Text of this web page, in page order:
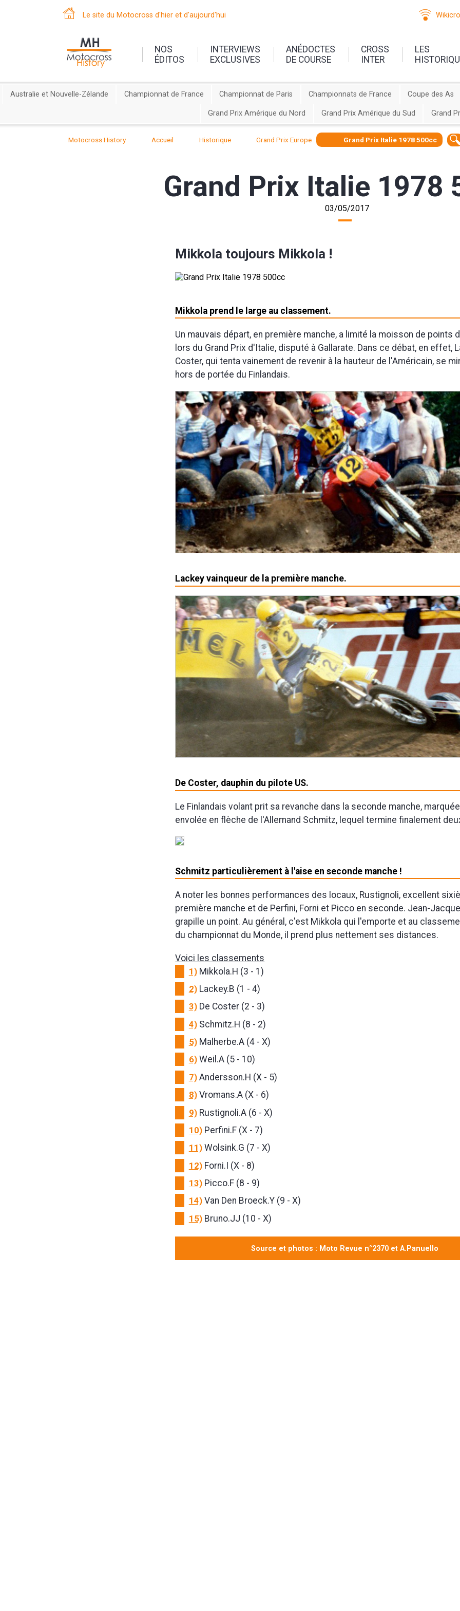
Le site du Motocross d'hier et d'aujourd'hui
NOS
ÉDITOS
INTERVIEWS
EXCLUSIVES
ANÉDOCTES
DE COURSE
CROSS
INTER
LES
Australie et Nouvelle-Zélande Championnat de France Championnat de Paris Championnats de France Coupe des As
Grand Prix Amérique du Nord Grand Prix Amérique du Sud Grand
Motocross History Accueil Historique Grand Prix Europe Grand Prix Italie 1978 500cc
Grand Prix Italie 1978
03/05/2017
Mikkola toujours Mikkola !
Mikkola prend le large au classement.
Un mauvais départ, en première manche, a limité la moisson de points
lors du Grand Prix d'Italie, disputé à Gallarate. Dans ce débat, en effet,
Coster, qui tenta vainement de revenir à la hauteur de l'Américain, se
hors de portée du Finlandais.
Lackey vainqueur de la première manche.
De Coster, dauphin du pilote US.
Le Finlandais volant prit sa revanche dans la seconde manche,
envolée en flèche de l'Allemand Schmitz, lequel termine finalement
Schmitz particulièrement à l'aise en seconde manche !
A noter les bonnes performances des locaux, Rustignoli, excellent
première manche et de Perfini, Forni et Picco en seconde. Jean-
grapille un point. Au général, c'est Mikkola qui l'emporte et au
du championnat du Monde, il prend plus nettement ses distances.
Voici les classements
1)Mikkola.H (3 - 1)
2)Lackey.B (1 - 4)
3)De Coster (2 - 3)
4)Schmitz.H (8 - 2)
5)Malherbe.A (4 - X)
6)Weil.A (5 - 10)
7)Andersson.H (X - 5)
8)Vromans.A (X - 6)
9)Rustignoli.A (6 - X)
10)Perfini.F (X - 7)
11)Wolsink.G (7 - X)
12)Forni.I (X - 8)
13)Picco.F (8 - 9)
14)Van Den Broeck.Y (9 - X)
15)Bruno.JJ (10 - X)
Source et photos : Moto Revue n°2370 et A.Panuello